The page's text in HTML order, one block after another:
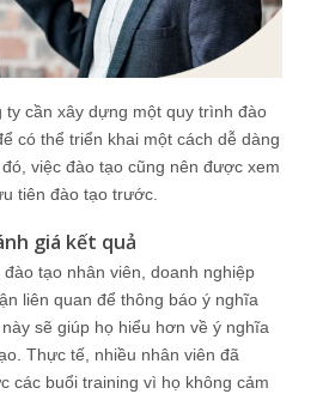
ty cần xây dựng một quy trình đào
có thể triển khai một cách dễ dàng
việc đào tạo cũng nên được xem
tiên đào tạo trước.
giá kết quả
tạo nhân viên, doanh nghiệp
liên quan để thông báo ý nghĩa
sẽ giúp họ hiểu hơn về ý nghĩa
Thực tế, nhiều nhân viên đã
các buổi training vì họ không cảm